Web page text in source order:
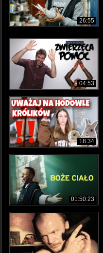
26:55
04:53
18:34
01:50:23